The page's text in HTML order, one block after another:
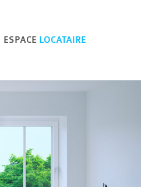
ESPACE LOCATAIRE